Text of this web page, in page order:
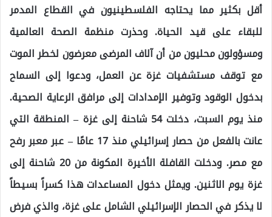
أقل بكثير مما يحتاجه الفلسطينيون في القطاع المدمر
للبقاء على قيد الحياة. وحذرت منظمة الصحة العالمية
ومسؤولون محليون من أن آلاف المرضى معرضون لخطر الموت
مع توقف مستشفيات غزة عن العمل، ودعوا إلى السماح
بدخول الوقود وتوفير الإمدادات إلى مرافق الرعاية الصحية.
منذ يوم السبت، دخلت 54 شاحنة إلى غزة – المنطقة التي
عانت بالفعل من حصار إسرائيلي منذ 17 عامًا – عبر معبر رفح
مع مصر. ودخلت القافلة الأخيرة المكونة من 20 شاحنة إلى
غزة يوم الاثنين. ويمثل دخول المساعدات هذا كسراً بسيطاً
لا يذكر في الحصار الإسرائيلي الشامل على غزة، والذي فرض